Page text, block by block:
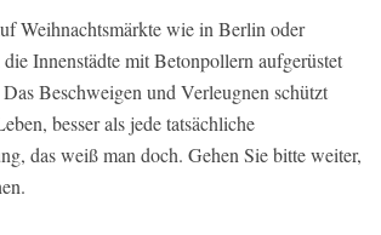
Weihnachtsmärkte wie in Berlin oder
Innenstädte mit Betonpollern aufgerüstet
Beschweigen und Verleugnen schützt
besser als jede tatsächliche
das weiß man doch. Gehen Sie bitte weiter,